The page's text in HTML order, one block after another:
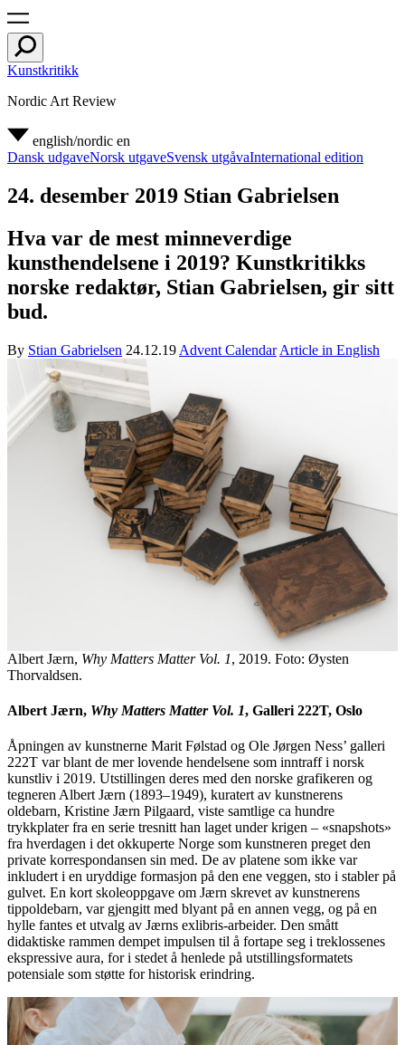
Kunstkritikk
Nordic Art Review
english/nordic en
Dansk udgaveNorsk utgaveSvensk utgåvaInternational edition
24. desember 2019 Stian Gabrielsen
Hva var de mest minneverdige
kunsthendelsene i 2019? Kunstkritikks
norske redaktør, Stian Gabrielsen, gir sitt
bud.
By Stian Gabrielsen 24.12.19 Advent Calendar Article in English
Albert Jærn, Why Matters Matter Vol. 1, 2019. Foto: Øysten
Thorvaldsen.
Albert Jærn, Why Matters Matter Vol. 1, Galleri 222T, Oslo
Åpningen av kunstnerne Marit Følstad og Ole Jørgen Ness’ galleri
222T var blant de mer lovende hendelsene som inntraff i norsk
kunstliv i 2019. Utstillingen deres med den norske grafikeren og
tegneren Albert Jærn (1893–1949), kuratert av kunstnerens
oldebarn, Kristine Jærn Pilgaard, viste samtlige ca hundre
trykkplater fra en serie tresnitt han laget under krigen – «snapshots»
fra hverdagen i det okkuperte Norge som kunstneren preget den
private korrespondansen sin med. De av platene som ikke var
inkludert i en uryddige formasjon på den ene veggen, sto i stabler på
gulvet. En kort skoleoppgave om Jærn skrevet av kunstnerens
tippoldebarn, var gjengitt med blyant på en annen vegg, og på en
hylle fantes et utvalg av Jærns exlibris-arbeider. Den smått
didaktiske rammen dempet impulsen til å fortape seg i treklossenes
ekspressive aura, for i stedet å henlede på utstillingsformatets
potensiale som støtte for historisk erindring.